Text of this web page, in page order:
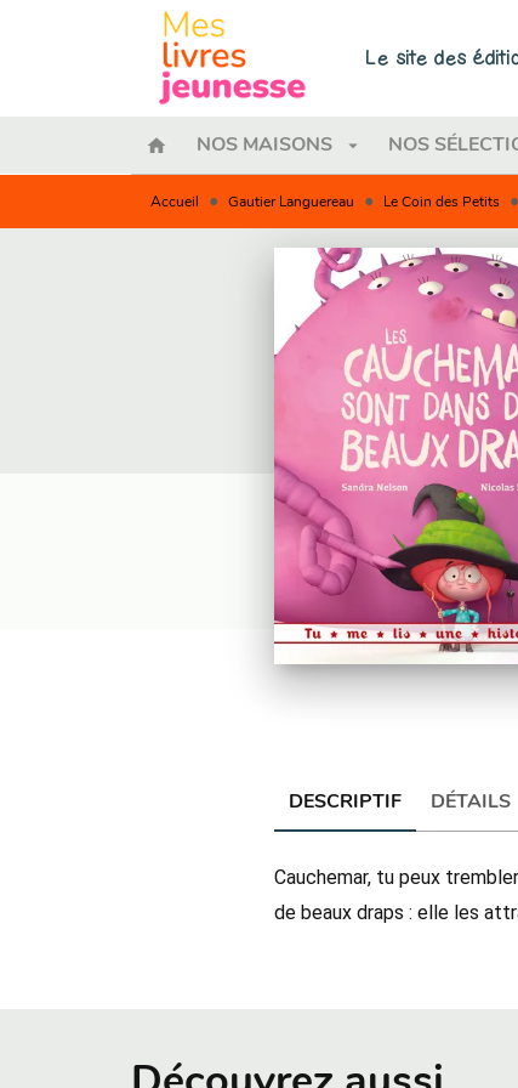
MENU
Le site des
home NOS MAISONS arrow_drop_down NOS
Accueil • Gautier Languereau • Le Coin des Petits •
DESCRIPTIF DÉTAILS
Cauchemar, tu peux
de beaux draps : elle les